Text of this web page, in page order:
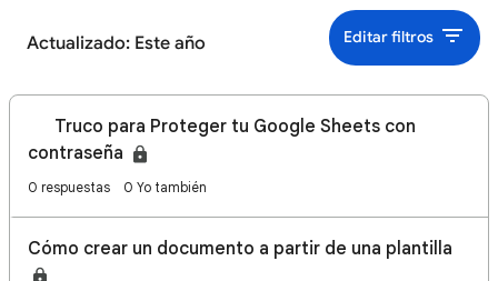
Editar filtros
Actualizado: Este año
🔐 Truco para Proteger tu Google Sheets con
contraseña
0 respuestas 0 Yo también
Cómo crear un documento a partir de una plantilla